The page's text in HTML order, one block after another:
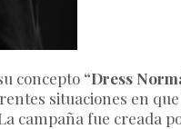
concepto “Dress
situaciones en
campaña fue creada